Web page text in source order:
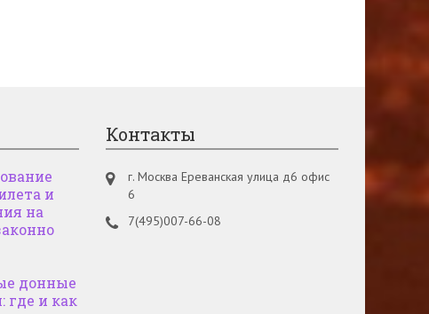
и
на
донные
где и как
Контакты
г. Москва Ереванская улица д6 офис
6
7(495)007-66-08